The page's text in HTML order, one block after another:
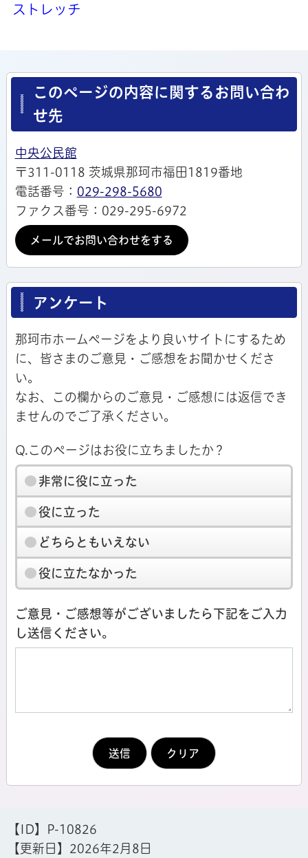
ストレッチ
このページの内容に関するお問い合わ
せ先
中央公民館
〒311-0118 茨城県那珂市福田1819番地
電話番号： 029-298-5680
ファクス番号：029-295-6972
メールでお問い合わせをする
アンケート
那珂市ホームページをより良いサイトにするため
に、皆さまのご意見・ご感想をお聞かせくださ
い。
なお、この欄からのご意見・ご感想には返信でき
ませんのでご了承ください。
Q.このページはお役に立ちましたか？
非常に役に立った
役に立った
どちらともいえない
役に立たなかった
ご意見・ご感想等がございましたら下記をご入力
し送信ください。
【ID】
P-10826
【更新日】 2026年2月8日